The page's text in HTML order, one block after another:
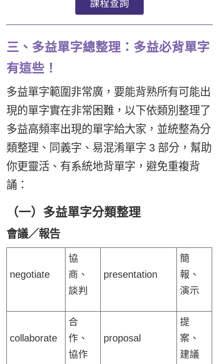
課程查詢
三、多益單字總整理：多益必背單字
有這些！
多益單字範圍非常廣，要能背熟所有可能出
現的單字實在非常困難，以下依類別整理了
多益高頻率出現的單字給大家，並統整為分
類整理、同義字、易混淆單字 3 部分，幫助
你更靈活、有系統地背單字，避免重複背
誦：
（一）多益單字分類整理
會議／報告
negotiate
協
商、
談判
presentation
簡
報、
演示
collaborate
合
作、
協作
proposal
提
案、
建議